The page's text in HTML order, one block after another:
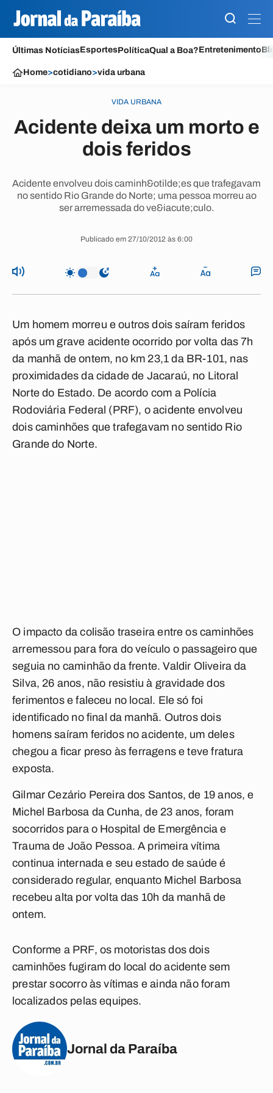
Últimas NotíciasEsportesPolíticaQual a Boa?Entretenimento
Home>cotidiano>vida urbana
VIDA URBANA
Acidente deixa um morto e
dois feridos
Acidente envolveu dois caminh&otilde;es que trafegavam
no sentido Rio Grande do Norte; uma pessoa morreu ao
ser arremessada do ve&iacute;culo.
Publicado em 27/10/2012 às 6:00
Um homem morreu e outros dois saíram feridos
após um grave acidente ocorrido por volta das 7h
da manhã de ontem, no km 23,1 da BR-101, nas
proximidades da cidade de Jacaraú, no Litoral
Norte do Estado. De acordo com a Polícia
Rodoviária Federal (PRF), o acidente envolveu
dois caminhões que trafegavam no sentido Rio
Grande do Norte.
O impacto da colisão traseira entre os caminhões
arremessou para fora do veículo o passageiro que
seguia no caminhão da frente. Valdir Oliveira da
Silva, 26 anos, não resistiu à gravidade dos
ferimentos e faleceu no local. Ele só foi
identificado no final da manhã. Outros dois
homens saíram feridos no acidente, um deles
chegou a ficar preso às ferragens e teve fratura
exposta.
Gilmar Cezário Pereira dos Santos, de 19 anos, e
Michel Barbosa da Cunha, de 23 anos, foram
socorridos para o Hospital de Emergência e
Trauma de João Pessoa. A primeira vítima
continua internada e seu estado de saúde é
considerado regular, enquanto Michel Barbosa
recebeu alta por volta das 10h da manhã de
ontem.
Conforme a PRF, os motoristas dos dois
caminhões fugiram do local do acidente sem
prestar socorro às vítimas e ainda não foram
localizados pelas equipes.
Jornal da Paraíba